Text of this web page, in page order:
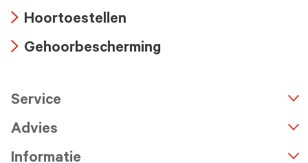
icon
icon
Hoortoestellen
Gehoorbescherming
Service
Advies
Informatie